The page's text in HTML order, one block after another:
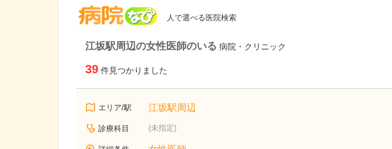
人で選べる医院検索
江坂駅周辺の女性医師のいる 病院・クリニック
39 件見つかりました
エリア/駅 江坂駅周辺
診療科目 (未指定)